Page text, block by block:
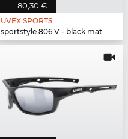
80,30 €
UVEX SPORTS
sportstyle 806 V - black mat